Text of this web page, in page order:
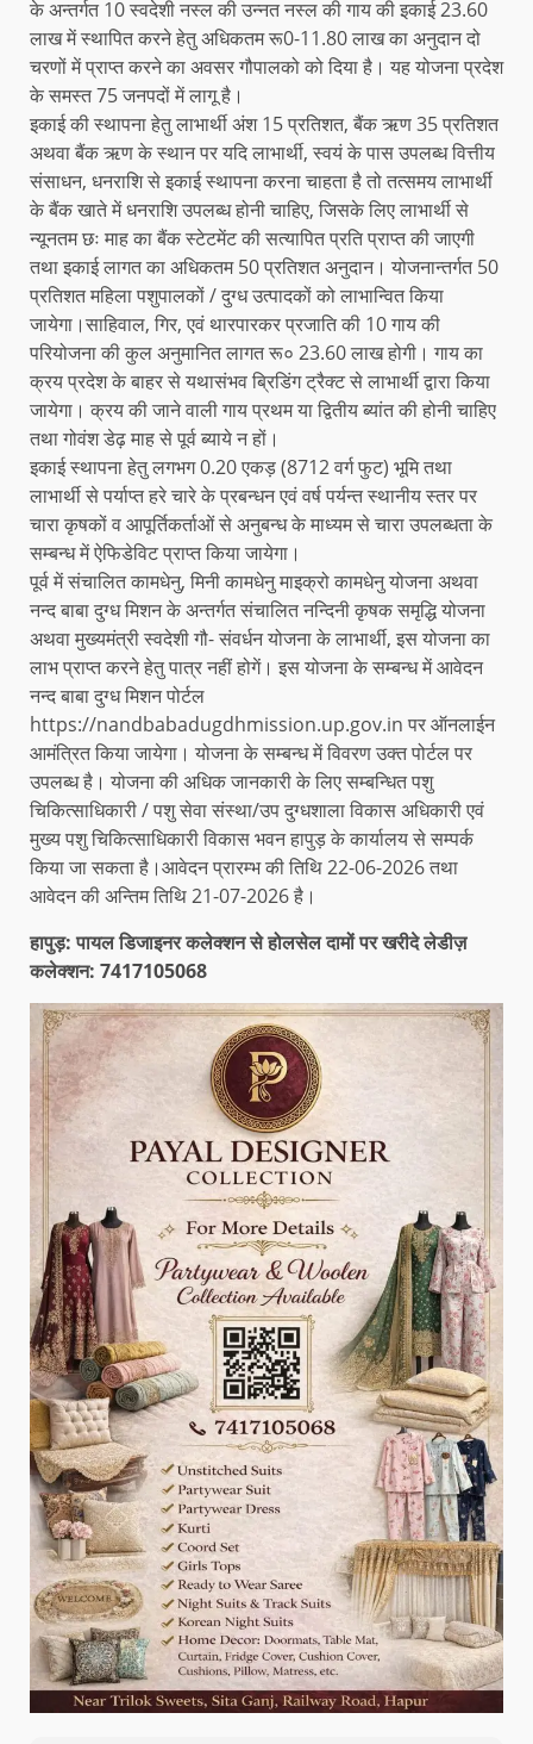
के अन्तर्गत 10 स्वदेशी नस्ल की उन्नत नस्ल की गाय की इकाई 23.60
लाख में स्थापित करने हेतु अधिकतम रू0-11.80 लाख का अनुदान दो
चरणों में प्राप्त करने का अवसर गौपालको को दिया है। यह योजना प्रदेश
के समस्त 75 जनपदों में लागू है।
इकाई की स्थापना हेतु लाभार्थी अंश 15 प्रतिशत, बैंक ऋण 35 प्रतिशत
अथवा बैंक ऋण के स्थान पर यदि लाभार्थी, स्वयं के पास उपलब्ध वित्तीय
संसाधन, धनराशि से इकाई स्थापना करना चाहता है तो तत्समय लाभार्थी
के बैंक खाते में धनराशि उपलब्ध होनी चाहिए, जिसके लिए लाभार्थी से
न्यूनतम छः माह का बैंक स्टेटमेंट की सत्यापित प्रति प्राप्त की जाएगी
तथा इकाई लागत का अधिकतम 50 प्रतिशत अनुदान। योजनान्तर्गत 50
प्रतिशत महिला पशुपालकों / दुग्ध उत्पादकों को लाभान्वित किया
जायेगा।साहिवाल, गिर, एवं थारपारकर प्रजाति की 10 गाय की
परियोजना की कुल अनुमानित लागत रू० 23.60 लाख होगी। गाय का
क्रय प्रदेश के बाहर से यथासंभव ब्रिडिंग ट्रैक्ट से लाभार्थी द्वारा किया
जायेगा। क्रय की जाने वाली गाय प्रथम या द्वितीय ब्यांत की होनी चाहिए
तथा गोवंश डेढ़ माह से पूर्व ब्याये न हों।
इकाई स्थापना हेतु लगभग 0.20 एकड़ (8712 वर्ग फुट) भूमि तथा
लाभार्थी से पर्याप्त हरे चारे के प्रबन्धन एवं वर्ष पर्यन्त स्थानीय स्तर पर
चारा कृषकों व आपूर्तिकर्ताओं से अनुबन्ध के माध्यम से चारा उपलब्धता के
सम्बन्ध में ऐफिडेविट प्राप्त किया जायेगा।
पूर्व में संचालित कामधेनु, मिनी कामधेनु माइक्रो कामधेनु योजना अथवा
नन्द बाबा दुग्ध मिशन के अन्तर्गत संचालित नन्दिनी कृषक समृद्धि योजना
अथवा मुख्यमंत्री स्वदेशी गौ- संवर्धन योजना के लाभार्थी, इस योजना का
लाभ प्राप्त करने हेतु पात्र नहीं होगें। इस योजना के सम्बन्ध में आवेदन
नन्द बाबा दुग्ध मिशन पोर्टल
https://nandbabadugdhmission.up.gov.in पर ऑनलाईन
आमंत्रित किया जायेगा। योजना के सम्बन्ध में विवरण उक्त पोर्टल पर
उपलब्ध है। योजना की अधिक जानकारी के लिए सम्बन्धित पशु
चिकित्साधिकारी / पशु सेवा संस्था/उप दुग्धशाला विकास अधिकारी एवं
मुख्य पशु चिकित्साधिकारी विकास भवन हापुड़ के कार्यालय से सम्पर्क
किया जा सकता है।आवेदन प्रारम्भ की तिथि 22-06-2026 तथा
आवेदन की अन्तिम तिथि 21-07-2026 है।
हापुड़: पायल डिजाइनर कलेक्शन से होलसेल दामों पर खरीदे लेडीज़
कलेक्शन: 7417105068